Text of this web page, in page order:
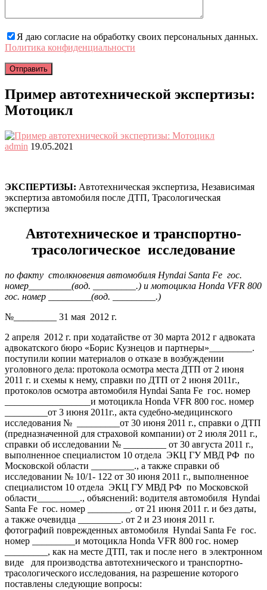
Я даю согласие на обработку своих персональных данных.
Политика конфиденциальности
Пример автотехнической экспертизы:
Мотоцикл
admin 19.05.2021
ЭКСПЕРТИЗЫ: Автотехническая экспертиза, Независимая
экспертиза автомобиля после ДТП, Трасологическая
экспертиза
Автотехническое и транспортно-
трасологическое исследование
по факту столкновения автомобиля Hyndai Santa Fe гос.
номер_________ (вод. _________.) и мотоцикла Hondа VFR 800
гос. номер _________(вод. _________.)
№_________ 31 мая 2012 г.
2 апреля 2012 г. при ходатайстве от 30 марта 2012 г адвоката
адвокатского бюро «Борис Кузнецов и партнеры»_________.
поступили копии материалов о отказе в возбуждении
уголовного дела: протокола осмотра места ДТП от 2 июня
2011 г. и схемы к нему, справки по ДТП от 2 июня 2011г.,
протоколов осмотра автомобиля Hyndai Santa Fe гос. номер
__________________и мотоцикла Hondа VFR 800 гос. номер
_________от 3 июня 2011г., акта судебно-медицинского
исследования № _________от 30 июня 2011 г., справки о ДТП
(предназначенной для страховой компании) от 2 июля 2011 г.,
справки об исследовании № _________ от 30 августа 2011 г.,
выполненное специалистом 10 отдела ЭКЦ ГУ МВД РФ по
Московской области _________., а также справки об
исследовании № 10/1- 122 от 30 июня 2011 г., выполненное
специалистом 10 отдела ЭКЦ ГУ МВД РФ по Московской
области_________., объяснений: водителя автомобиля Hyndai
Santa Fe гос. номер _________ . от 21 июня 2011 г. и без даты,
а также очевидца _________. от 2 и 23 июня 2011 г.
фотографий поврежденных автомобиля Hyndai Santa Fe гос.
номер _________и мотоцикла Hondа VFR 800 гос. номер
_________, как на месте ДТП, так и после него в электронном
виде для производства автотехнического и транспортно-
трасологического исследования, на разрешение которого
поставлены следующие вопросы: